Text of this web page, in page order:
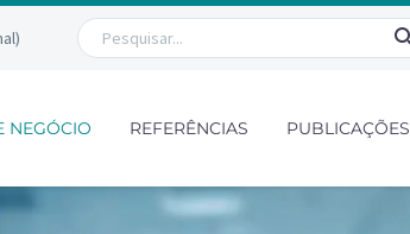
NEGÓCIO REFERÊNCIAS PUBLICAÇÕES